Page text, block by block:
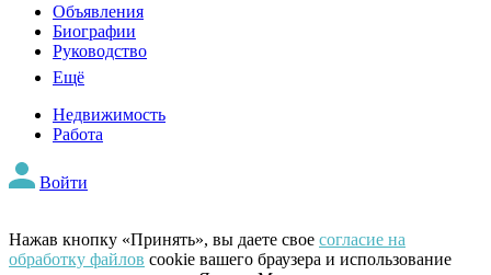
Объявления
Биографии
Руководство
Ещё
Недвижимость
Работа
Войти
Нажав кнопку «Принять», вы даете свое согласие на
обработку файлов cookie вашего браузера и использование